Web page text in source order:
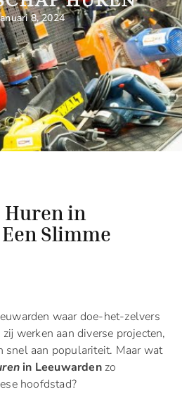
8, 2024
Huren in
Slimme
waar doe-het-zelvers
werken aan diverse projecten,
snel aan populariteit. Maar wat
in Leeuwardenzo
hoofdstad?